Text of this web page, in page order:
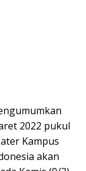
2022 pukul
Kampus
akan